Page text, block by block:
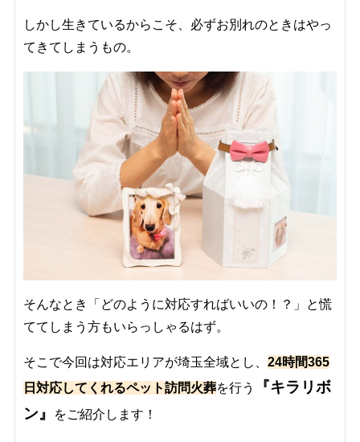
しかし生きているからこそ、必ずお別れのときはやっ
てきてしまうもの。
そんなとき「どのように対応すればいいの！？」と慌
ててしまう方もいらっしゃるはず。
そこで今回は対応エリアが埼玉全域とし、 24時間365
日対応してくれるペット訪問火葬を行う
『キラリボ
ン』
をご紹介します！